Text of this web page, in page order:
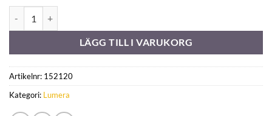
LÄGG TILL I VARUKORG
Artikelnr: 152120
Kategori: Lumera